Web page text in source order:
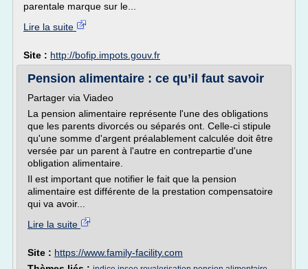
parentale marque sur le...
Lire la suite
Site : http://bofip.impots.gouv.fr
Pension alimentaire : ce qu’il faut savoir
Partager via Viadeo
La pension alimentaire représente l'une des obligations
que les parents divorcés ou séparés ont. Celle-ci stipule
qu'une somme d'argent préalablement calculée doit être
versée par un parent à l'autre en contrepartie d'une
obligation alimentaire.
Il est important que notifier le fait que la pension
alimentaire est différente de la prestation compensatoire
qui va avoir...
Lire la suite
Site : https://www.family-facility.com